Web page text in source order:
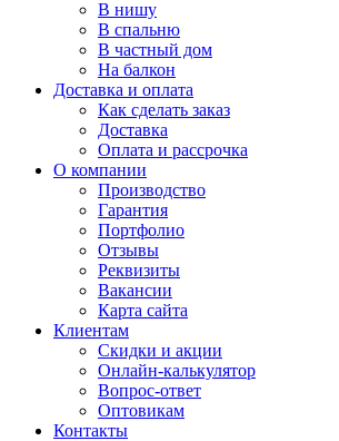
В нишу
В спальню
В частный дом
На балкон
Доставка и оплата
Как сделать заказ
Доставка
Оплата и рассрочка
О компании
Производство
Гарантия
Портфолио
Отзывы
Реквизиты
Вакансии
Карта сайта
Клиентам
Скидки и акции
Онлайн-калькулятор
Вопрос-ответ
Оптовикам
Контакты